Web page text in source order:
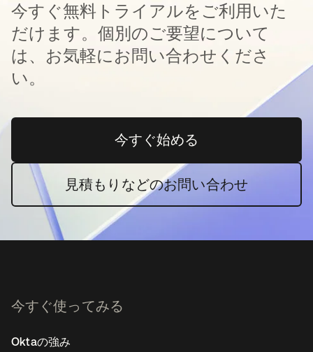
今すぐ無料トライアルをご利用いた
だけます。個別のご要望について
は、お気軽にお問い合わせくださ
い。
今すぐ始める新しいタブで開く
見積もりなどのお問い合わせ
今すぐ使ってみる
Oktaの強み